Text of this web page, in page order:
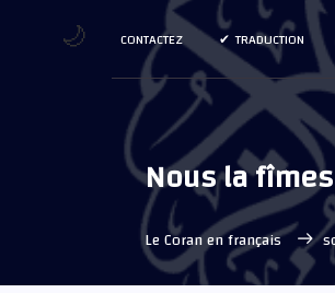
TRADUCTION
CONTACTEZ
Nous la
Le Coran en français
🌙